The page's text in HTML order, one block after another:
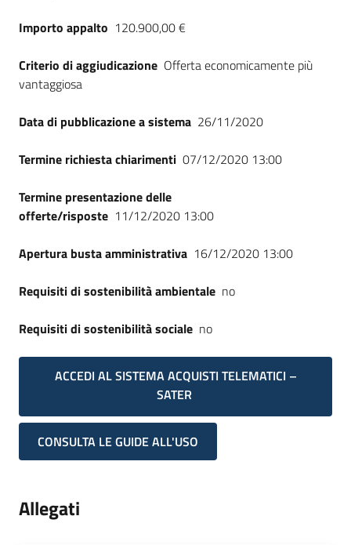
Importo appalto 120.900,00 €
Criterio di aggiudicazione Offerta economicamente più
vantaggiosa
Data di pubblicazione a sistema 26/11/2020
Termine richiesta chiarimenti 07/12/2020 13:00
Termine presentazione delle
offerte/risposte 11/12/2020 13:00
Apertura busta amministrativa 16/12/2020 13:00
Requisiti di sostenibilità ambientale no
Requisiti di sostenibilità sociale no
ACCEDI AL SISTEMA ACQUISTI TELEMATICI –
SATER
CONSULTA LE GUIDE ALL'USO
Allegati